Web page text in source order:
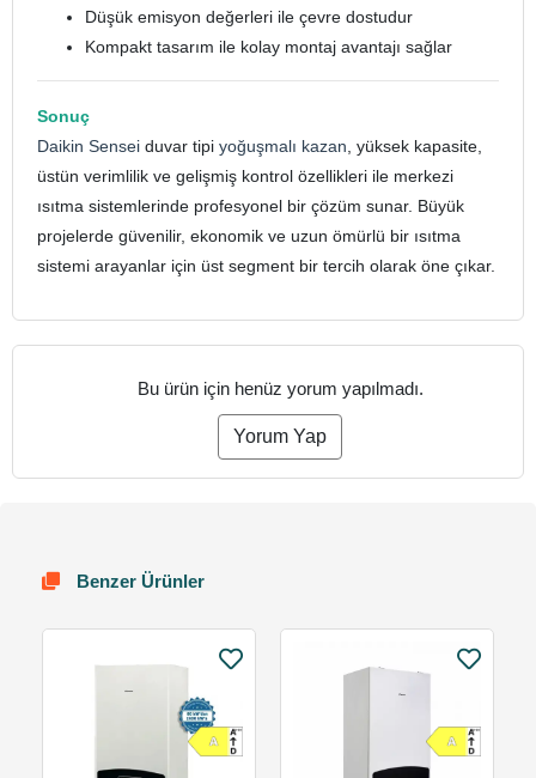
Düşük emisyon değerleri ile çevre dostudur
Kompakt tasarım ile kolay montaj avantajı sağlar
Sonuç
Daikin Sensei duvar tipi yoğuşmalı kazan , yüksek kapasite,
üstün verimlilik ve gelişmiş kontrol özellikleri ile merkezi
ısıtma sistemlerinde profesyonel bir çözüm sunar. Büyük
projelerde güvenilir, ekonomik ve uzun ömürlü bir ısıtma
sistemi arayanlar için üst segment bir tercih olarak öne çıkar.
Bu ürün için henüz yorum yapılmadı.
Yorum Yap
Benzer Ürünler